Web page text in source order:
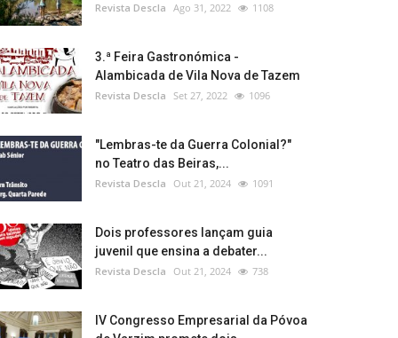
Revista Descla Ago 31, 2022 1108
3.ª Feira Gastronómica -
Alambicada de Vila Nova de Tazem
Revista Descla Set 27, 2022 1096
"Lembras-te da Guerra Colonial?"
no Teatro das Beiras,...
Revista Descla Out 21, 2024 1091
Dois professores lançam guia
juvenil que ensina a debater...
Revista Descla Out 21, 2024 738
IV Congresso Empresarial da Póvoa